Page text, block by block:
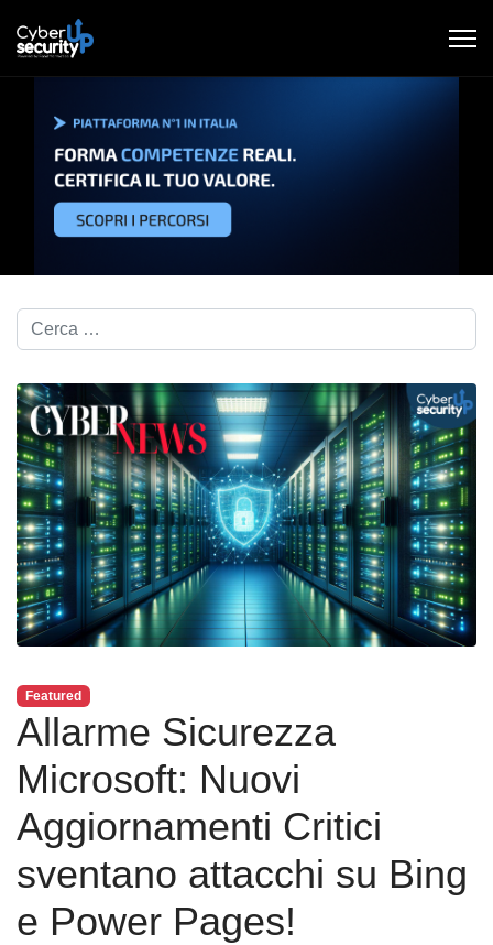
Cerca nel blog...
Featured
Allarme Sicurezza
Microsoft: Nuovi
Aggiornamenti Critici
sventano attacchi su Bing
e Power Pages!